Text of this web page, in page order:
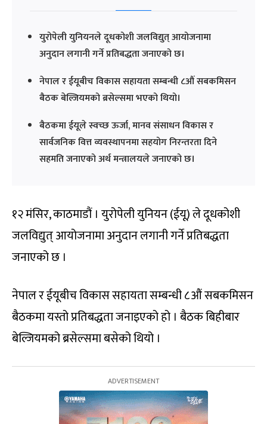
युरोपेली युनियनले दूधकोशी जलविद्युत् आयोजनामा
अनुदान लगानी गर्ने प्रतिबद्धता जनाएको छ।
नेपाल र ईयूबीच विकास सहायता सम्बन्धी ८औं सबकमिसन
बैठक बेल्जियमको ब्रसेल्समा भएको थियो।
बैठकमा ईयूले स्वच्छ ऊर्जा, मानव संसाधन विकास र
सार्वजनिक वित्त व्यवस्थापनमा सहयोग निरन्तरता दिने
सहमति जनाएको अर्थ मन्त्रालयले जनाएको छ।
१२ मंसिर, काठमाडौं । युरोपेली युनियन (ईयू) ले दूधकोशी
जलविद्युत् आयोजनामा अनुदान लगानी गर्ने प्रतिबद्धता
जनाएको छ ।
नेपाल र ईयूबीच विकास सहायता सम्बन्धी ८औं सबकमिसन
बैठकमा यस्तो प्रतिबद्धता जनाइएको हो । बैठक बिहीबार
बेल्जियमको ब्रसेल्समा बसेको थियो ।